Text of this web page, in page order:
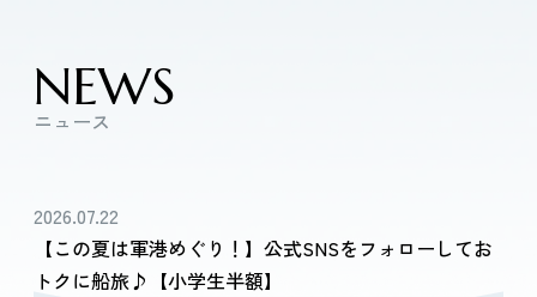
NEWS
ニュース
2026.07.22
【この夏は軍港めぐり！】公式SNSをフォローしてお
トクに船旅♪【小学生半額】